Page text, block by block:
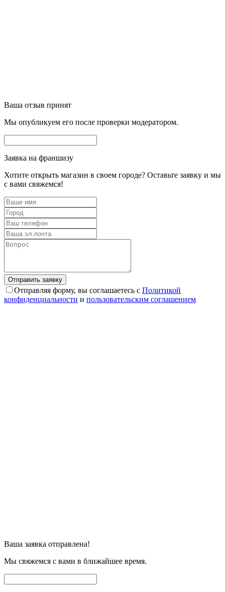
Ваша отзыв принят
Мы опубликуем его после проверки модератором.
Заявка на франшизу
Хотите открыть магазин в своем городе? Оставьте заявку и мы
с вами свяжемся!
Отправляя форму, вы соглашаетесь с Политикой
конфиденциальности и пользовательским соглашением
Ваша заявка отправлена!
Мы свяжемся с вами в ближайшее время.